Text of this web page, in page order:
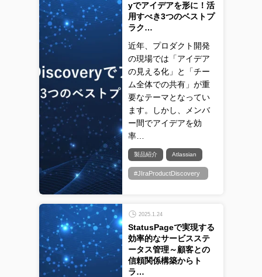
yでアイデアを形に！活
用すべき3つのベストプ
ラク…
近年、プロダクト開発
の現場では「アイデア
の見える化」と「チー
ム全体での共有」が重
要なテーマとなってい
ます。しかし、メンバ
ー間でアイデアを効
率…
製品紹介 Atlassian
#JIraProductDiscovery
2025.1.24
StatusPageで実現する
効率的なサービスステ
ータス管理～顧客との
信頼関係構築からト
ラ…